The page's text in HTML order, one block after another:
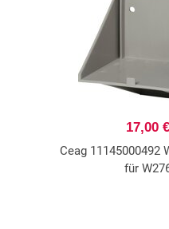
17,00 €
Ceag 11145000492
für